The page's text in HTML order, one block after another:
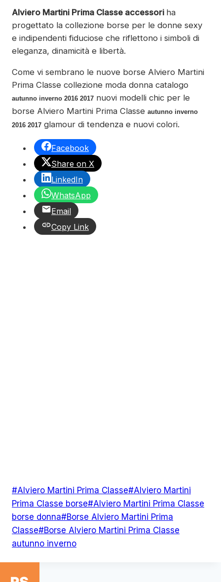
Alviero Martini Prima Classe accessori ha
progettato la collezione borse per le donne sexy
e indipendenti fiduciose che riflettono i simboli di
eleganza, dinamicità e libertà.
Come vi sembrano le nuove borse Alviero Martini
Prima Classe collezione moda donna catalogo
autunno inverno 2016 2017 nuovi modelli chic per le
borse Alviero Martini Prima Classe autunno inverno
2016 2017 glamour di tendenza e nuovi colori.
Facebook
Share on X
LinkedIn
WhatsApp
Email
Copy Link
Tag
articolo:
#Alviero Martini Prima Classe#Alviero Martini
Prima Classe borse#Alviero Martini Prima Classe
borse donna#Borse Alviero Martini Prima
Classe#Borse Alviero Martini Prima Classe
autunno inverno